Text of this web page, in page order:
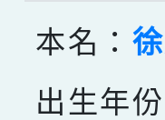
本名：
出生年